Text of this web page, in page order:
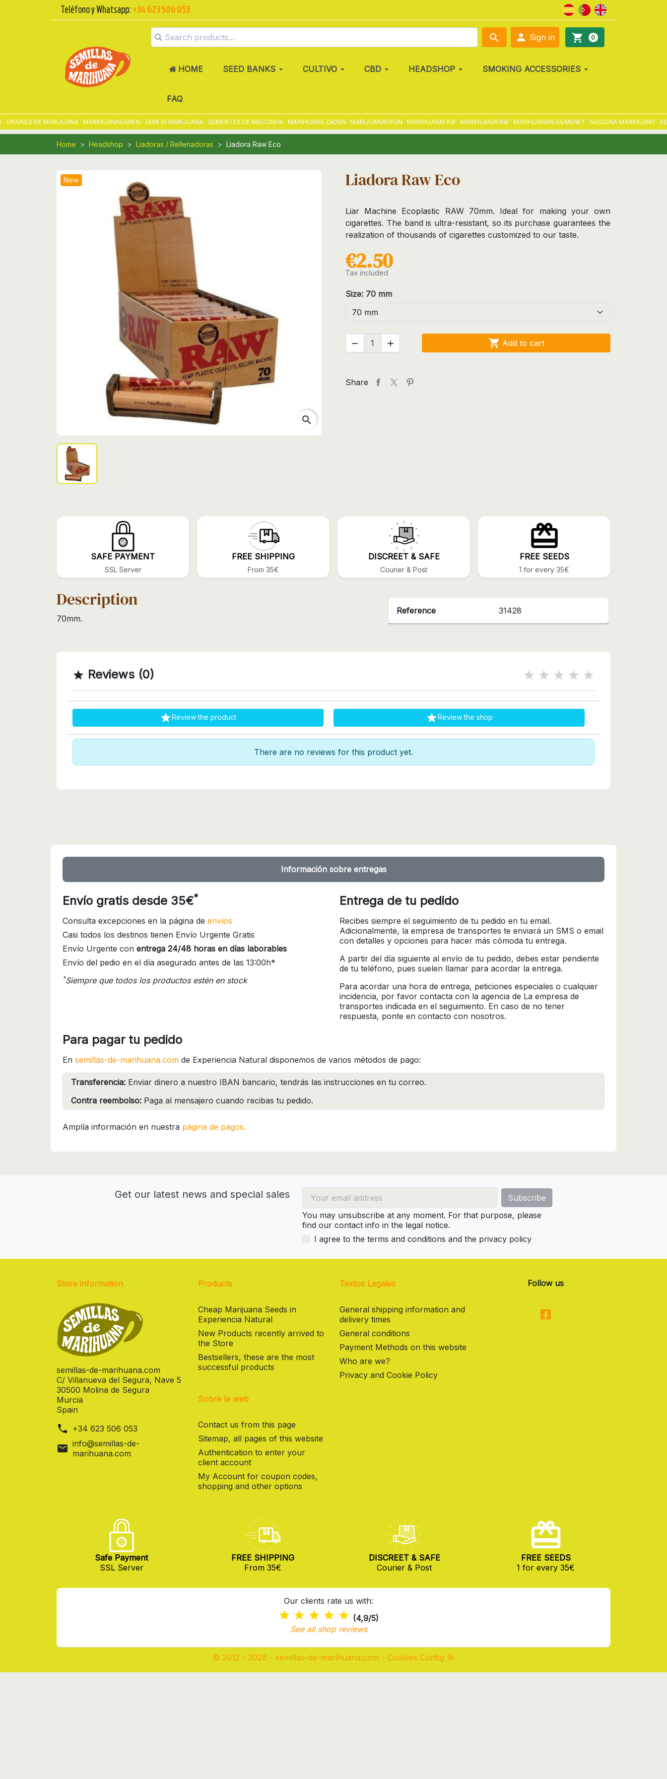
Teléfono y Whatsapp: +34 623 506 053
search  Sign in shopping_cart 0
HOME SEED BANKS CULTIVO CBD HEADSHOP SMOKING ACCESSORIES
FAQ
DE MARIJUANA · MARIHUANASAMEN · SEMI DI MARIJUANA · SEMENTES DE MACONHA · MARIHUANA ZADEN · MARIJUANAFRÖN · MARIHUANAFRØ · MARIHUANAFRØ · MARIHUANAN SIEMENET · NASIONA MARIHUANY ·
Home Headshop Liadoras / Rellenadoras Liadora Raw Eco
New
search
Liadora Raw Eco
Liar Machine Ecoplastic RAW 70mm. Ideal for making your own
cigarettes. The band is ultra-resistant, so its purchase guarantees the
realization of thousands of cigarettes customized to our taste.
€2.50
Tax included
Size: 70 mm
   Add to cart
Share
SAFE PAYMENT
SSL Server
FREE SHIPPING
From 35€
DISCREET & SAFE
Courier & Post
FREE SEEDS
1 for every 35€
Reference 31428
Description
70mm.
 Reviews (0)
Review the product Review the shop
There are no reviews for this product yet.
Información sobre entregas
Envío gratis desde 35€*
Consulta excepciones en la página de envíos
Casi todos los destinos tienen Envío Urgente Gratis
Envío Urgente con entrega 24/48 horas en días laborables
Envío del pedio en el día asegurado antes de las 13:00h*
*Siempre que todos los productos estén en stock
Entrega de tu pedido
Recibes siempre el seguimiento de tu pedido en tu email.
Adicionalmente, la empresa de transportes te enviará un SMS o email
con detalles y opciones para hacer más cómoda tu entrega.
A partir del día siguiente al envío de tu pedido, debes estar pendiente
de tu teléfono, pues suelen llamar para acordar la entrega.
Para acordar una hora de entrega, peticiones especiales o cualquier
incidencia, por favor contacta con la agencia de La empresa de
transportes indicada en el seguimiento. En caso de no tener
respuesta, ponte en contacto con nosotros.
Para pagar tu pedido
En semillas-de-marihuana.com de Experiencia Natural disponemos de varios métodos de pago:
Transferencia: Enviar dinero a nuestro IBAN bancario, tendrás las instrucciones en tu correo.
Contra reembolso: Paga al mensajero cuando recibas tu pedido.
Amplía información en nuestra página de pagos.
Get our latest news and special sales
You may unsubscribe at any moment. For that purpose, please
find our contact info in the legal notice.
I agree to the terms and conditions and the privacy policy
Store information
semillas-de-marihuana.com
C/ Villanueva del Segura, Nave 5
30500 Molina de Segura
Murcia
Spain
phone +34 623 506 053
mail info@semillas-de-
marihuana.com
Products
Cheap Marijuana Seeds in
Experiencia Natural
New Products recently arrived to
the Store
Bestsellers, these are the most
successful products
Sobre la web
Contact us from this page
Sitemap, all pages of this website
Authentication to enter your
client account
My Account for coupon codes,
shopping and other options
Textos Legales
General shipping information and
delivery times
General conditions
Payment Methods on this website
Who are we?
Privacy and Cookie Policy
Follow us
Safe Payment
SSL Server
FREE SHIPPING
From 35€
DISCREET & SAFE
Courier & Post
FREE SEEDS
1 for every 35€
Our clients rate us with:
(4,9/5)
See all shop reviews
© 2012 - 2026 - semillas-de-marihuana.com - Cookies Config 🍪